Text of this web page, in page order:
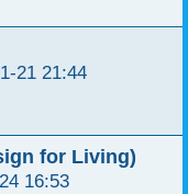
21 21:44
for Living)
16:53